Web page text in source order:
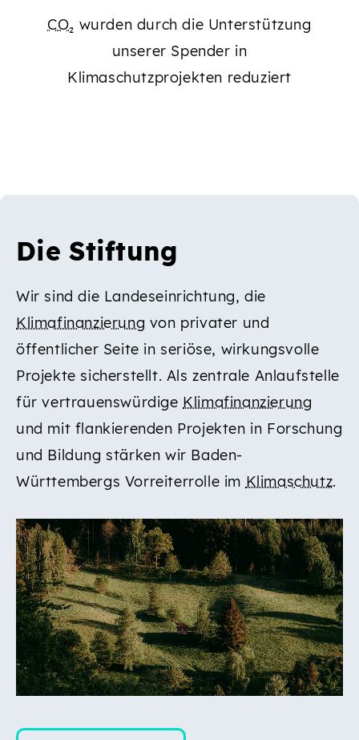
CO₂ wurden durch die Unterstützung
unserer Spender in
Klimaschutzprojekten reduziert
Die Stiftung
Wir sind die Landeseinrichtung, die
Klimafinanzierung von privater und
öffentlicher Seite in seriöse, wirkungsvolle
Projekte sicherstellt. Als zentrale Anlaufstelle
für vertrauenswürdige Klimafinanzierung
und mit flankierenden Projekten in Forschung
und Bildung stärken wir Baden-
Württembergs Vorreiterrolle im Klimaschutz.